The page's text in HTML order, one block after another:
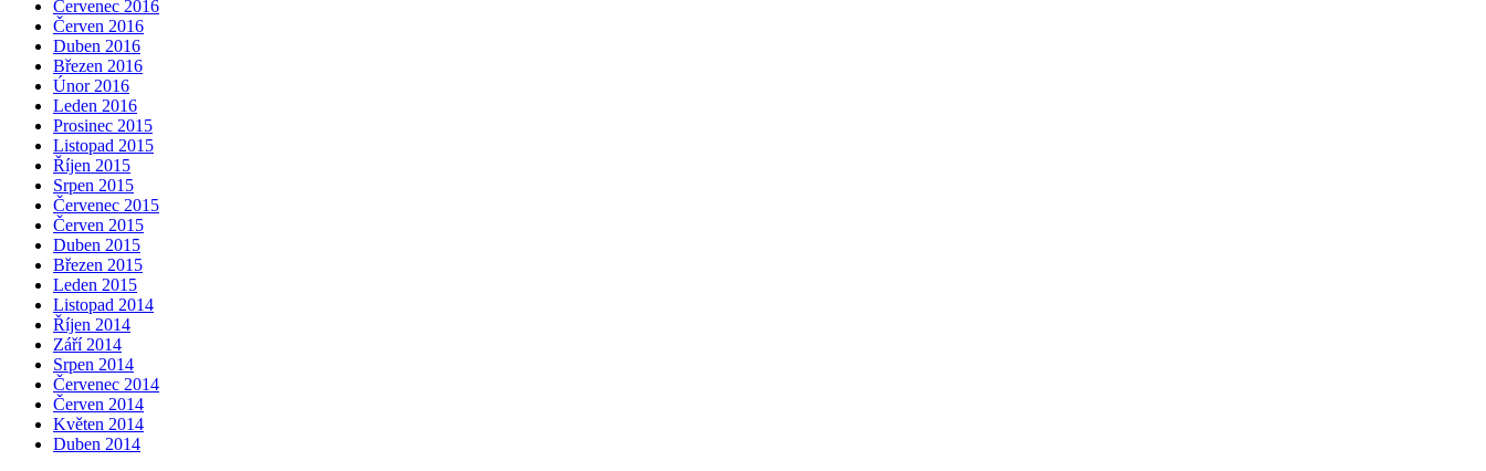
Červenec 2016
Červen 2016
Duben 2016
Březen 2016
Únor 2016
Leden 2016
Prosinec 2015
Listopad 2015
Říjen 2015
Srpen 2015
Červenec 2015
Červen 2015
Duben 2015
Březen 2015
Leden 2015
Listopad 2014
Říjen 2014
Září 2014
Srpen 2014
Červenec 2014
Červen 2014
Květen 2014
Duben 2014